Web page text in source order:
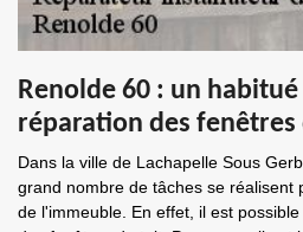
Renolde 60 : un
réparation des
Dans la ville de Lachapelle Sous
grand nombre de tâches se réalisent
de l'immeuble. En effet, il est